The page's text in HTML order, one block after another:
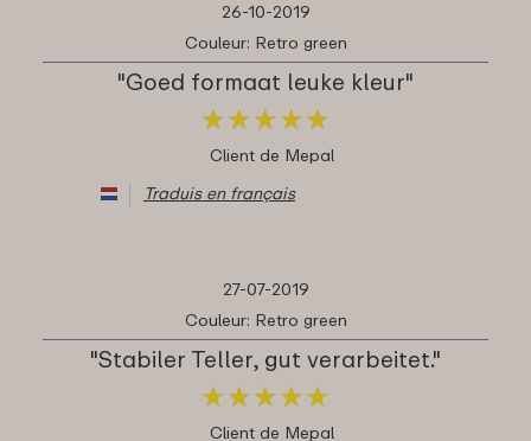
26-10-2019
Couleur: Retro green
"Goed formaat leuke kleur"
★★★★★
★★★★★
Client de Mepal
Traduis en français
27-07-2019
Couleur: Retro green
"Stabiler Teller, gut verarbeitet."
★★★★★
★★★★★
Client de Mepal